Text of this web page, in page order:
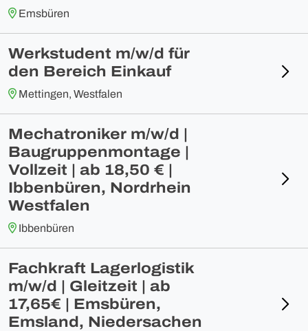
Emsbüren
Werkstudent m/w/d für
den Bereich Einkauf
Mettingen, Westfalen
Mechatroniker m/w/d |
Baugruppenmontage |
Vollzeit | ab 18,50 € |
Ibbenbüren, Nordrhein
Westfalen
Ibbenbüren
Fachkraft Lagerlogistik
m/w/d | Gleitzeit | ab
17,65€ | Emsbüren,
Emsland, Niedersachen